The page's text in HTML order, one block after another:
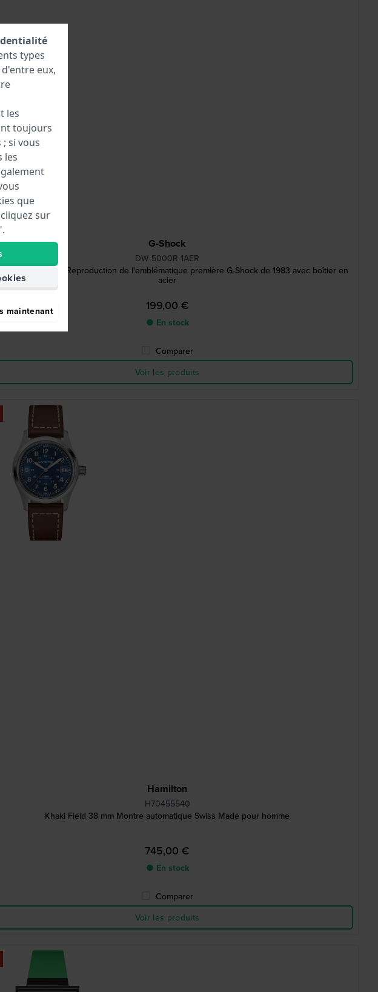
G-Shock
DW-5000R-1AER
5000R 42.8 mm Reproduction de l'emblématique première G-Shock de 1983 avec boîtier en
acier
199,00 €
● En stock
Comparer
Voir les produits
Hamilton
H70455540
Khaki Field 38 mm Montre automatique Swiss Made pour homme
745,00 €
● En stock
Comparer
Voir les produits
types
eux,
les
toujours
si vous
les
que
sur
maintenant